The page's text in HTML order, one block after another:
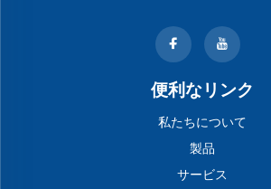
便利なリンク
私たちについて
製品
サービス